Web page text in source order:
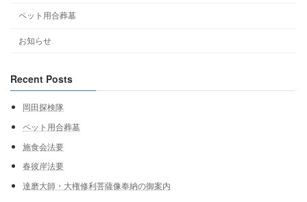
ペット用合葬墓
お知らせ
Recent Posts
岡田探検隊
ペット用合葬墓
施食会法要
春彼岸法要
達磨大師・大権修利菩薩像奉納の御案内